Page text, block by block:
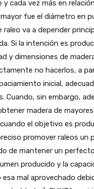
cada vez más en
fue el diámetro en
va a depender
Si la intención es
y dimensiones de
no hacerlos, a
inicial,
sin embargo,
madera de
el objetivo es
promover raleos un
de mantener un
producido y la
mal aprovechado